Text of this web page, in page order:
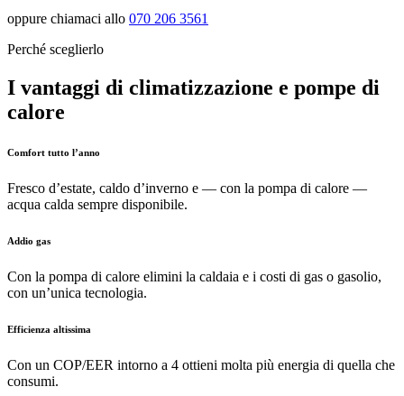
oppure chiamaci allo 070 206 3561
Perché sceglierlo
I vantaggi di climatizzazione e pompe di
calore
Comfort tutto l’anno
Fresco d’estate, caldo d’inverno e — con la pompa di calore —
acqua calda sempre disponibile.
Addio gas
Con la pompa di calore elimini la caldaia e i costi di gas o gasolio,
con un’unica tecnologia.
Efficienza altissima
Con un COP/EER intorno a 4 ottieni molta più energia di quella che
consumi.